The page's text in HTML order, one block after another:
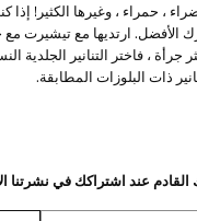
خضراء ، حمراء ، وغيرها
الأفضل. ارتديها مع تيشيرت
فاختر التنانير الجلدية
ذات البلوزات المطابقة.